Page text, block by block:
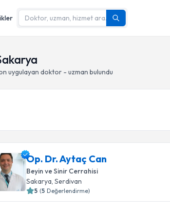
uygulayan doktor - uzman bulundu
Op. Dr. Aytaç Can
Beyin ve Sinir Cerrahisi
Sakarya, Serdivan
5 (5 Değerlendirme)